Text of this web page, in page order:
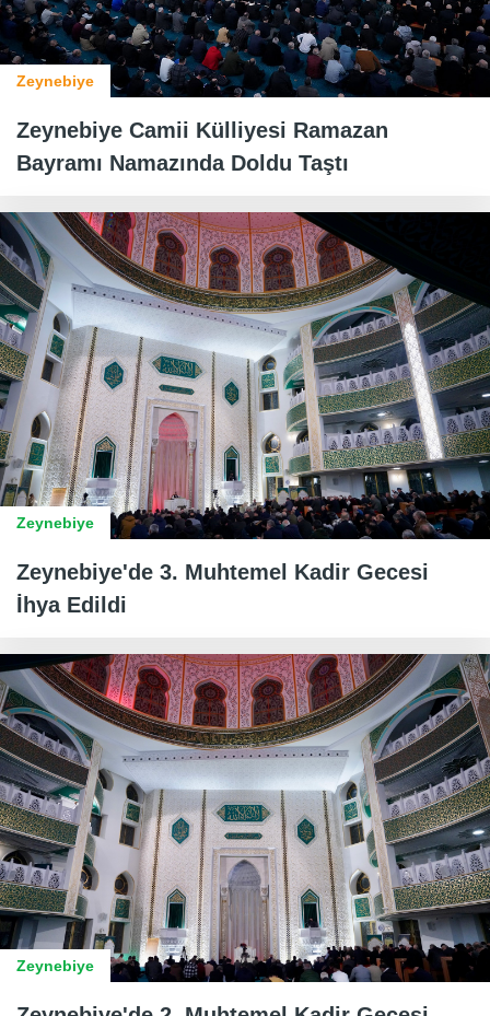
Zeynebiye
Zeynebiye Camii Külliyesi Ramazan
Bayramı Namazında Doldu Taştı
Zeynebiye
Zeynebiye'de 3. Muhtemel Kadir Gecesi
İhya Edildi
Zeynebiye